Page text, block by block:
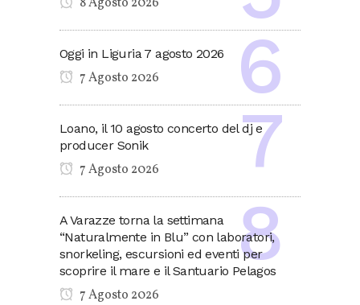
Oggi in Liguria 7 agosto 2026
7 Agosto 2026
Loano, il 10 agosto concerto del dj e
producer Sonik
7 Agosto 2026
A Varazze torna la settimana
“Naturalmente in Blu” con laboratori,
snorkeling, escursioni ed eventi per
scoprire il mare e il Santuario Pelagos
7 Agosto 2026